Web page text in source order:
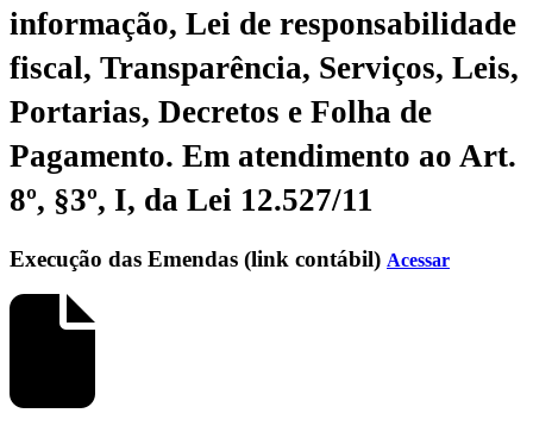
informação, Lei de responsabilidade
fiscal, Transparência, Serviços, Leis,
Portarias, Decretos e Folha de
Pagamento. Em atendimento ao Art.
8º, §3º, I, da Lei 12.527/11
Execução das Emendas (link contábil) Acessar